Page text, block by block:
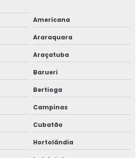
de ancoragem
em altura
combate a incêndio
a incêndio
de máquinas
Americana
Araraquara
Araçatuba
Barueri
Bertioga
Campinas
Cubatão
Hortolândia